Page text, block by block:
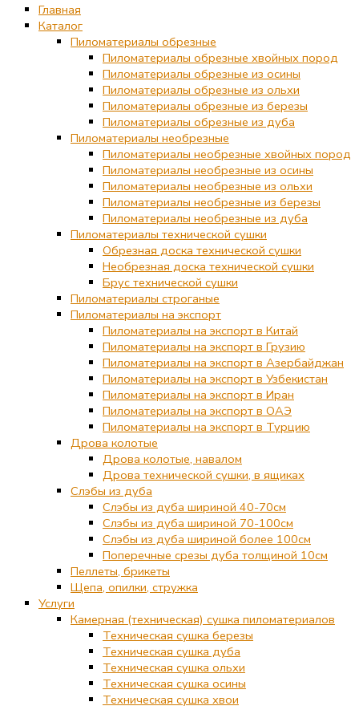
Главная
Каталог
Пиломатериалы обрезные
Пиломатериалы обрезные хвойных пород
Пиломатериалы обрезные из осины
Пиломатериалы обрезные из ольхи
Пиломатериалы обрезные из березы
Пиломатериалы обрезные из дуба
Пиломатериалы необрезные
Пиломатериалы необрезные хвойных пород
Пиломатериалы необрезные из осины
Пиломатериалы необрезные из ольхи
Пиломатериалы необрезные из березы
Пиломатериалы необрезные из дуба
Пиломатериалы технической сушки
Обрезная доска технической сушки
Необрезная доска технической сушки
Брус технической сушки
Пиломатериалы строганые
Пиломатериалы на экспорт
Пиломатериалы на экспорт в Китай
Пиломатериалы на экспорт в Грузию
Пиломатериалы на экспорт в Азербайджан
Пиломатериалы на экспорт в Узбекистан
Пиломатериалы на экспорт в Иран
Пиломатериалы на экспорт в ОАЭ
Пиломатериалы на экспорт в Турцию
Дрова колотые
Дрова колотые, навалом
Дрова технической сушки, в ящиках
Слэбы из дуба
Слэбы из дуба шириной 40-70см
Слэбы из дуба шириной 70-100см
Слэбы из дуба шириной более 100см
Поперечные срезы дуба толщиной 10см
Пеллеты, брикеты
Щепа, опилки, стружка
Услуги
Камерная (техническая) сушка пиломатериалов
Техническая сушка березы
Техническая сушка дуба
Техническая сушка ольхи
Техническая сушка осины
Техническая сушка хвои